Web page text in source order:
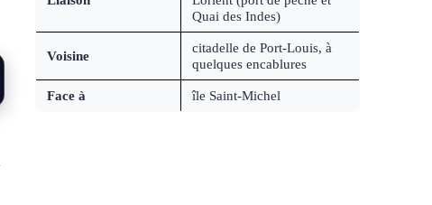
Quai des Indes)
Voisine
citadelle de Port-Louis, à
quelques encablures
Face à île Saint-Michel